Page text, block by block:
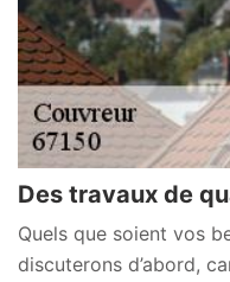
Des travaux de
Quels que soient vos
discuterons d’abord,